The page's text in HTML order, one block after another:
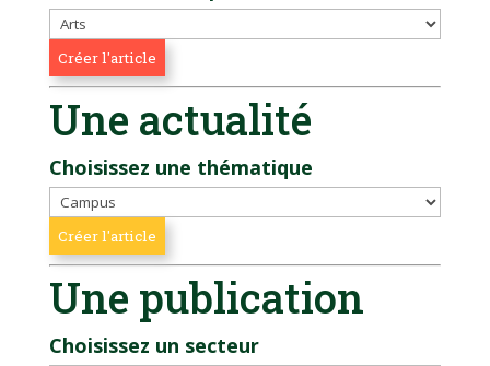
Une actualité
Choisissez une thématique
Une publication
Choisissez un secteur